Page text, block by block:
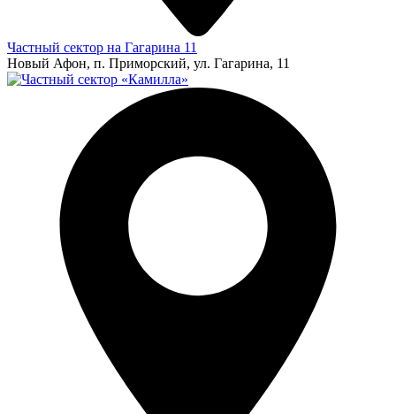
Частный сектор на Гагарина 11
Новый Афон, п. Приморский, ул. Гагарина, 11